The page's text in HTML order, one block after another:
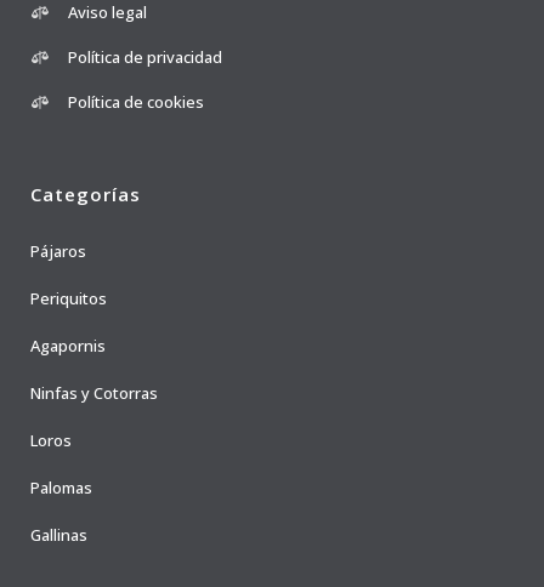
Aviso legal
Política de privacidad
Política de cookies
Categorías
Pájaros
Periquitos
Agapornis
Ninfas y Cotorras
Loros
Palomas
Gallinas